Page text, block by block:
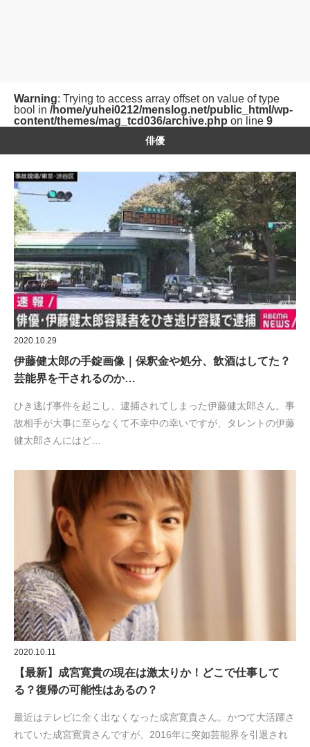
Warning: Trying to access array offset on value of type
bool in /home/yuhei0212/menslog.net/public_html/wp-
content/themes/mag_tcd036/archive.php on line 9
俳優
2020.10.29
伊藤健太郎の手錠画像｜保釈金や処分、飲酒はしてた？
芸能界を干されるのか…
ひき逃げ事件を起こし、逮捕されてしまった伊藤健太郎さん。事
故相手が大事に至らなくて不幸中の幸いですが、タレントの伊藤
健太郎さんにはど…
2020.10.11
【最新】成宮寛貴の現在は激太りか！どこで仕事して
る？復帰の可能性はあるの？
最近はテレビに全く出なくなった成宮寛貴さん。かつて大活躍さ
れていた成宮寛貴さんですが、2016年に突如芸能界を引退され